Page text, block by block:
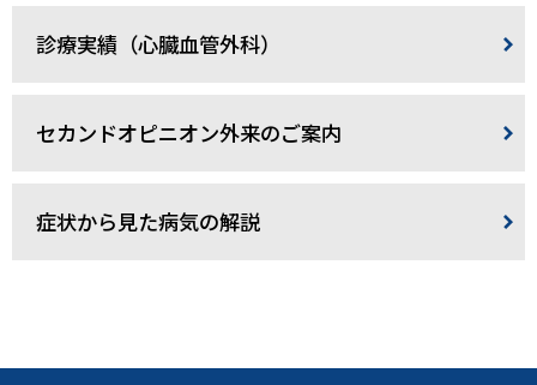
診療実績（心臓血管外科）
セカンドオピニオン外来のご案内
症状から見た病気の解説